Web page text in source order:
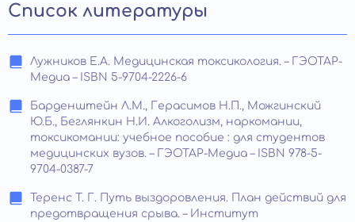
Список литературы
Лужников Е.А. Медицинская токсикология. – ГЭОТАР-
Медиа – ISBN 5-9704-2226-6
Барденштейн Л.М., Герасимов Н.П., Можгинский
Ю.Б., Беглянкин Н.И. Алкоголизм, наркомании,
токсикомании: учебное пособие : для студентов
медицинских вузов. – ГЭОТАР-Медиа – ISBN 978-5-
9704-0387-7
Теренс Т. Г. Путь выздоровления. План действий для
предотвращения срыва. – Институт